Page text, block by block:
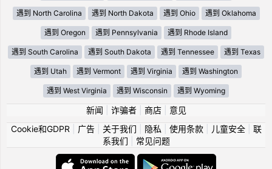
遇到 North Carolina 遇到 North Dakota 遇到 Ohio 遇到 Oklahoma
遇到 Oregon 遇到 Pennsylvania 遇到 Rhode Island
遇到 South Carolina 遇到 South Dakota 遇到 Tennessee 遇到 Texas
遇到 Utah 遇到 Vermont 遇到 Virginia 遇到 Washington
遇到 West Virginia 遇到 Wisconsin 遇到 Wyoming
新闻 诈骗者| 商店| 意见
Cookie和GDPR
广告| 关于我们 隐私 使用条款| 儿童安全| 联
系我们
常见问题